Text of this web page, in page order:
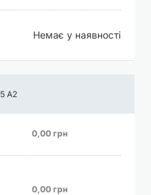
Немає у наявності
А2
0,00 грн
0,00 грн